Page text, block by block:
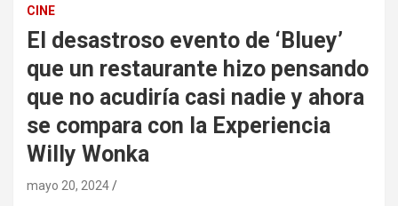
CINE
El desastroso evento de ‘Bluey’
que un restaurante hizo pensando
que no acudiría casi nadie y ahora
se compara con la Experiencia
Willy Wonka
mayo 20, 2024